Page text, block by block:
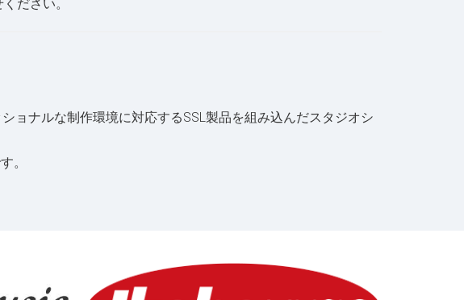
ださい。
ョナルな制作環境に対応するSSL製品を組み込んだスタジオシ
。